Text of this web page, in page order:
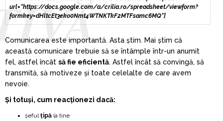
url=”https://docs.google.com/a/crilia.ro/spreadsheet/viewform?
formkey=dHltcEt3eko0Nmt4WTNKTkF2MTFsamc6MQ”]
Comunicarea este importantă. Asta știm. Mai știm că
această comunicare trebuie să se întâmple într-un anumit
fel, astfel încât să fie eficientă. Astfel încât să convingă, să
transmită, să motiveze și toate celelalte de care avem
nevoie.
Și totuși, cum reacționezi dacă:
șefulțipă la tine